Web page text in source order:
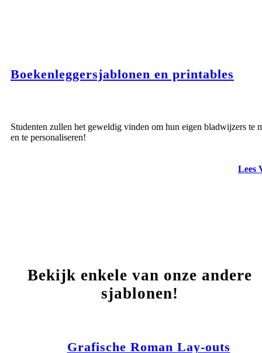
Boekenleggersjablonen en printables
Studenten zullen het geweldig vinden om hun eigen bladwijzers te
en te personaliseren!
Lees
Bekijk enkele van onze andere
sjablonen!
Grafische Roman Lay-outs